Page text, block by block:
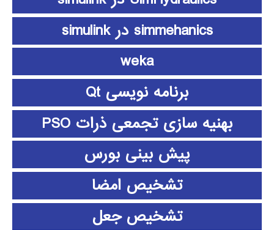
simmehanics در simulink
weka
برنامه نویسی Qt
بهنیه سازی تجمعی ذرات PSO
پیش بینی بورس
تشخیص امضا
تشخیص جعل